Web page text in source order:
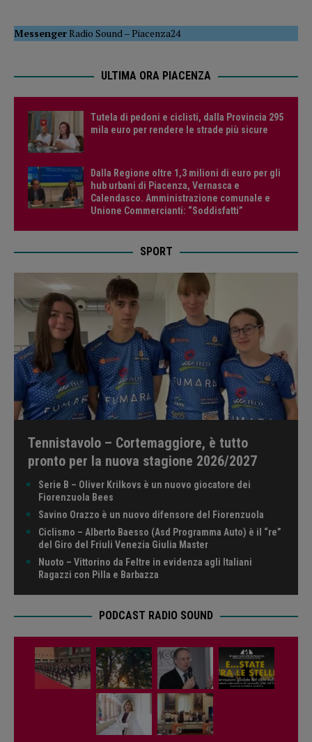
MessengerRadio Sound–Piacenza24
ULTIMA ORA PIACENZA
Tutela di pedoni e ciclisti, dalla Provincia 295
mila euro per rendere le strade più sicure
Dalla Regione oltre 1,3 milioni di euro per gli
hub urbani di Piacenza, Vernasca e
Calendasco. Amministrazione comunale e
Unione Commercianti: “Soddisfatti”
SPORT
Tennistavolo – Cortemaggiore, è tutto
pronto per la nuova stagione 2026/2027
Serie B – Oliver Krilkovs è un nuovo giocatore dei
Fiorenzuola Bees
Savino Orazzo è un nuovo difensore del Fiorenzuola
Ciclismo – Alberto Baesso (Asd Programma Auto) è il “re”
del Giro del Friuli Venezia Giulia Master
Nuoto – Vittorino da Feltre in evidenza agli Italiani
Ragazzi con Pilla e Barbazza
PODCAST RADIO SOUND